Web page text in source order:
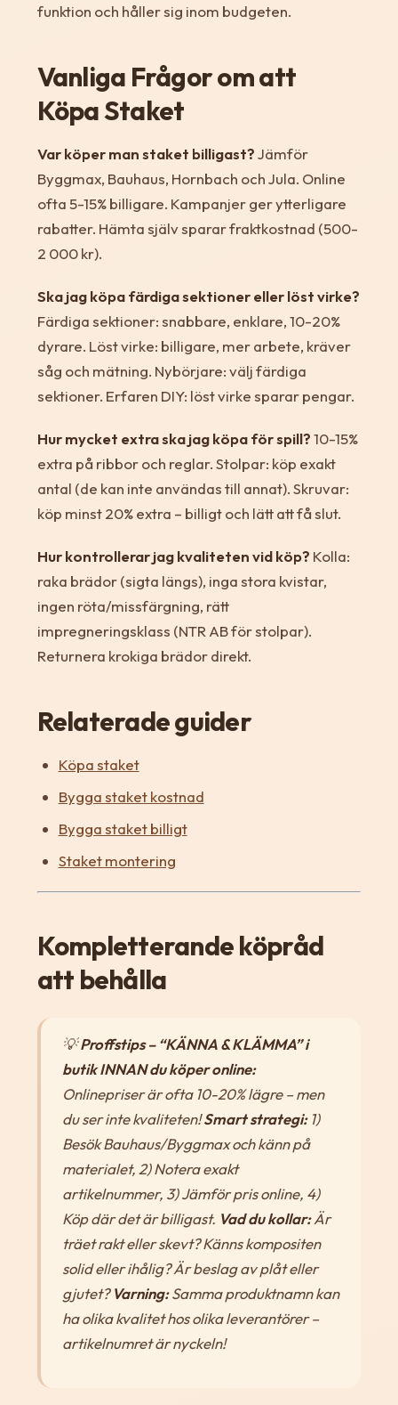
funktion och håller sig inom budgeten.
Vanliga Frågor om att
Köpa Staket
Var köper man staket billigast?Jämför
Byggmax, Bauhaus, Hornbach och Jula. Online
ofta 5-15% billigare. Kampanjer ger ytterligare
rabatter. Hämta själv sparar fraktkostnad (500-
2 000 kr).
Ska jag köpa färdiga sektioner eller löst virke?
Färdiga sektioner: snabbare, enklare, 10-20%
dyrare. Löst virke: billigare, mer arbete, kräver
såg och mätning. Nybörjare: välj färdiga
sektioner. Erfaren DIY: löst virke sparar pengar.
Hur mycket extra ska jag köpa för spill?10-15%
extra på ribbor och reglar. Stolpar: köp exakt
antal (de kan inte användas till annat). Skruvar:
köp minst 20% extra – billigt och lätt att få slut.
Hur kontrollerar jag kvaliteten vid köp? Kolla:
raka brädor (sigta längs), inga stora kvistar,
ingen röta/missfärgning, rätt
impregneringsklass (NTR AB för stolpar).
Returnera krokiga brädor direkt.
Relaterade guider
Köpa staket
Bygga staket kostnad
Bygga staket billigt
Staket montering
Kompletterande köpråd
att behålla
💡Proffstips – “KÄNNA & KLÄMMA” i
butik INNAN du köper online:
Onlinepriser är ofta 10-20% lägre – men
du ser inte kvaliteten!Smart strategi:1)
Besök Bauhaus/Byggmax och känn på
materialet, 2) Notera exakt
artikelnummer, 3) Jämför pris online, 4)
Köp där det är billigast. Vad du kollar:Är
träet rakt eller skevt? Känns kompositen
solid eller ihålig? Är beslag av plåt eller
gjutet?Varning:Samma produktnamn kan
ha olika kvalitet hos olika leverantörer –
artikelnumret är nyckeln!